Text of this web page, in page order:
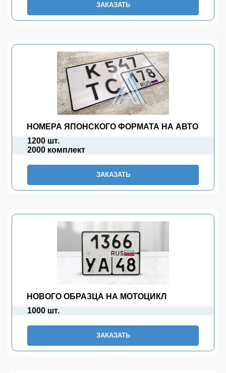
ЗАКАЗАТЬ
НОМЕРА ЯПОНСКОГО ФОРМАТА НА АВТО
1200 шт.
2000 комплект
ЗАКАЗАТЬ
НОВОГО ОБРАЗЦА НА МОТОЦИКЛ
1000 шт.
ЗАКАЗАТЬ